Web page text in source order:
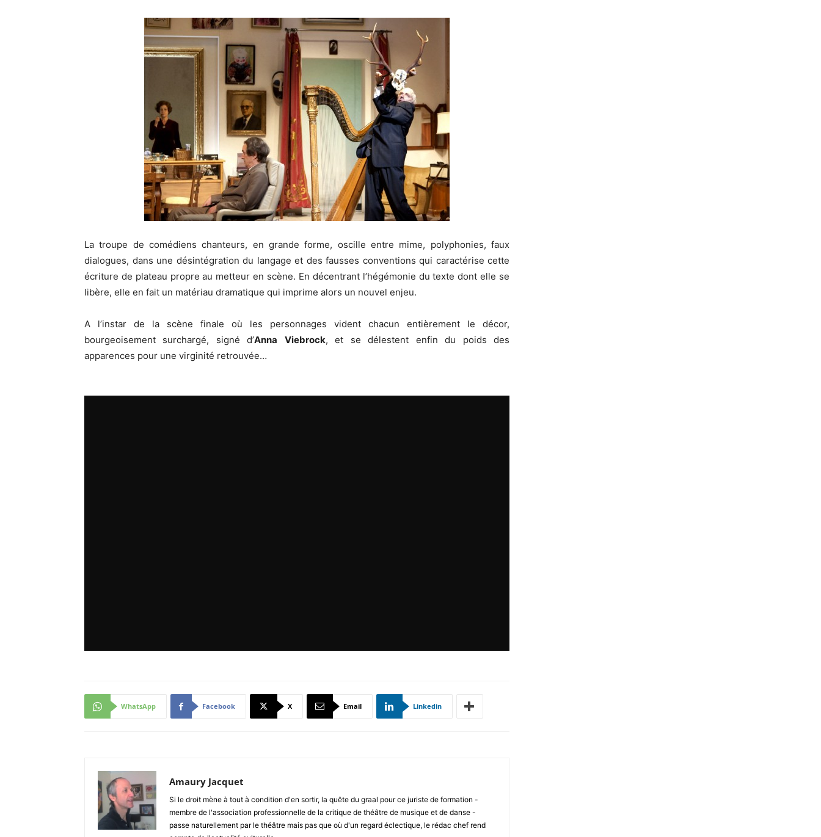
La troupe de comédiens chanteurs, en grande forme, oscille entre mime, polyphonies, faux
dialogues, dans une désintégration du langage et des fausses conventions qui caractérise cette
écriture de plateau propre au metteur en scène. En décentrant l’hégémonie du texte dont elle se
libère, elle en fait un matériau dramatique qui imprime alors un nouvel enjeu.
A l’instar de la scène finale où les personnages vident chacun entièrement le décor,
bourgeoisement surchargé, signé d’Anna Viebrock, et se délestent enfin du poids des
apparences pour une virginité retrouvée…
WhatsApp Facebook X Email Linkedin
Amaury Jacquet
Si le droit mène à tout à condition d'en sortir, la quête du graal pour ce juriste de formation -
membre de l'association professionnelle de la critique de théâtre de musique et de danse -
passe naturellement par le théâtre mais pas que où d'un regard éclectique, le rédac chef rend